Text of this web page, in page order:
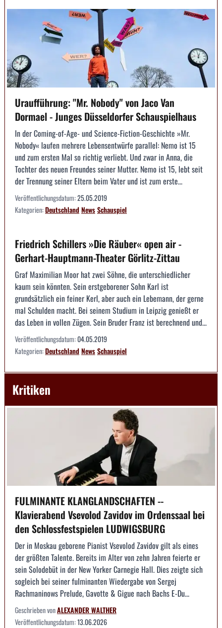
Uraufführung: "Mr. Nobody" von Jaco Van
Dormael - Junges Düsseldorfer Schauspielhaus
In der Coming-of-Age- und Science-Fiction-Geschichte »Mr.
Nobody« laufen mehrere Lebensentwürfe parallel: Nemo ist 15
und zum ersten Mal so richtig verliebt. Und zwar in Anna, die
Tochter des neuen Freundes seiner Mutter. Nemo ist 15, lebt seit
der Trennung seiner Eltern beim Vater und ist zum erste...
Veröffentlichungsdatum:25.05.2019
Kategorien:DeutschlandNewsSchauspiel
Friedrich Schillers »Die Räuber« open air -
Gerhart-Hauptmann-Theater Görlitz-Zittau
Graf Maximilian Moor hat zwei Söhne, die unterschiedlicher
kaum sein könnten. Sein erstgeborener Sohn Karl ist
grundsätzlich ein feiner Kerl, aber auch ein Lebemann, der gerne
mal Schulden macht. Bei seinem Studium in Leipzig genießt er
das Leben in vollen Zügen. Sein Bruder Franz ist berechnend und...
Veröffentlichungsdatum:04.05.2019
Kategorien:DeutschlandNewsSchauspiel
Kritiken
FULMINANTE KLANGLANDSCHAFTEN --
Klavierabend Vsevolod Zavidov im Ordenssaal bei
den Schlossfestspielen LUDWIGSBURG
Der in Moskau geborene Pianist Vsevolod Zavidov gilt als eines
der größten Talente. Bereits im Alter von zehn Jahren feierte er
sein Solodebüt in der New Yorker Carnegie Hall. Dies zeigte sich
sogleich bei seiner fulminanten Wiedergabe von Sergej
Rachmaninows Prelude, Gavotte & Gigue nach Bachs E-Du...
Geschrieben vonALEXANDER WALTHER
Veröffentlichungsdatum:13.06.2026